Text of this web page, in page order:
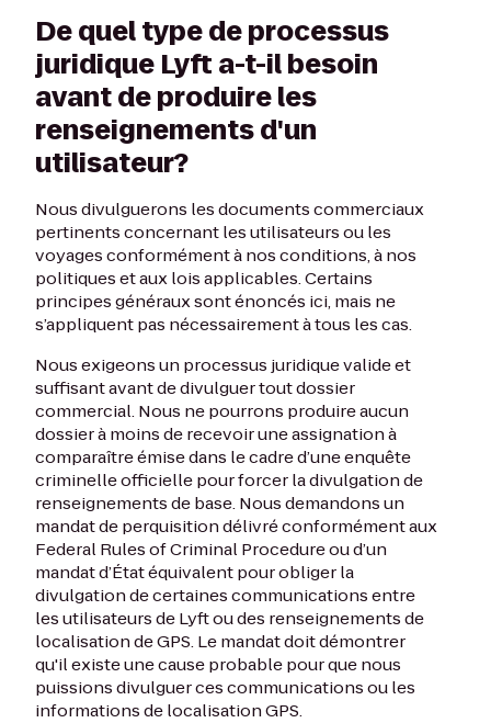
De quel type de processus
juridique Lyft a-t-il besoin
avant de produire les
renseignements d'un
utilisateur?
Nous divulguerons les documents commerciaux
pertinents concernant les utilisateurs ou les
voyages conformément à nos conditions, à nos
politiques et aux lois applicables. Certains
principes généraux sont énoncés ici, mais ne
s’appliquent pas nécessairement à tous les cas.
Nous exigeons un processus juridique valide et
suffisant avant de divulguer tout dossier
commercial. Nous ne pourrons produire aucun
dossier à moins de recevoir une assignation à
comparaître émise dans le cadre d’une enquête
criminelle officielle pour forcer la divulgation de
renseignements de base. Nous demandons un
mandat de perquisition délivré conformément aux
Federal Rules of Criminal Procedure ou d’un
mandat d’État équivalent pour obliger la
divulgation de certaines communications entre
les utilisateurs de Lyft ou des renseignements de
localisation de GPS. Le mandat doit démontrer
qu'il existe une cause probable pour que nous
puissions divulguer ces communications ou les
informations de localisation GPS.